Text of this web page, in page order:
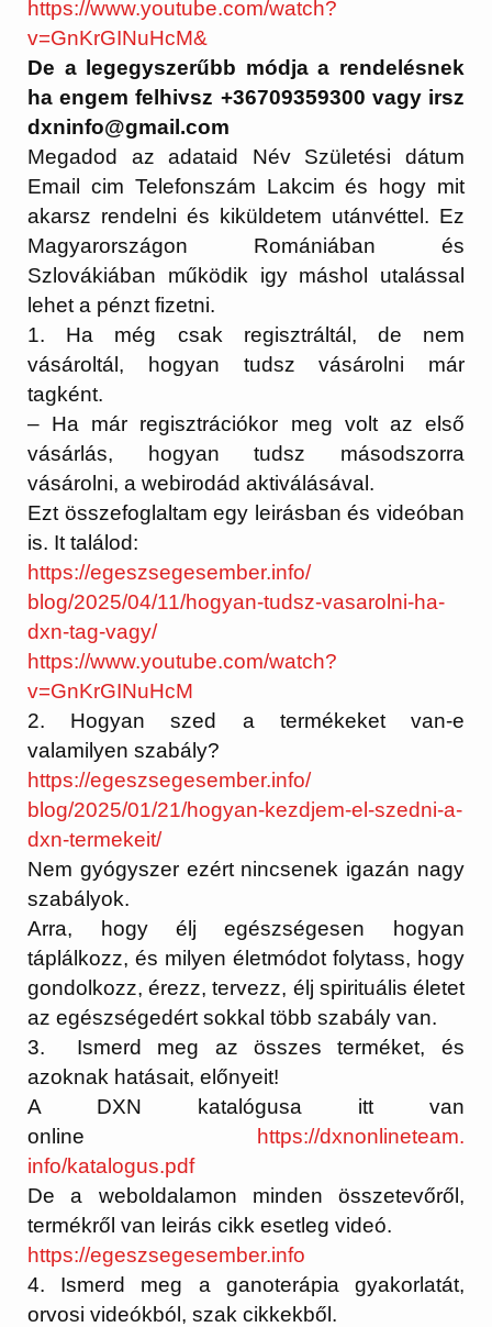
https://www.youtube.com/watch?
v=GnKrGINuHcM&
De a legegyszerűbb módja a rendelésnek
ha engem felhivsz +36709359300 vagy irsz
dxninfo@gmail.com
Megadod az adataid Név Születési dátum
Email cim Telefonszám Lakcim és hogy mit
akarsz rendelni és kiküldetem utánvéttel. Ez
Magyarországon Romániában és
Szlovákiában működik igy máshol utalással
lehet a pénzt fizetni.
1. Ha még csak regisztráltál, de nem
vásároltál, hogyan tudsz vásárolni már
tagként.
– Ha már regisztrációkor meg volt az első
vásárlás, hogyan tudsz másodszorra
vásárolni, a webirodád aktiválásával.
Ezt összefoglaltam egy leirásban és videóban
is. It találod:
https://egeszsegesember.info/
blog/2025/04/11/hogyan-tudsz-vasarolni-ha-
dxn-tag-vagy/
https://www.youtube.com/watch?
v=GnKrGINuHcM
2. Hogyan szed a termékeket van-e
valamilyen szabály?
https://egeszsegesember.info/
blog/2025/01/21/hogyan-kezdjem-el-szedni-a-
dxn-termekeit/
Nem gyógyszer ezért nincsenek igazán nagy
szabályok.
Arra, hogy élj egészségesen hogyan
táplálkozz, és milyen életmódot folytass, hogy
gondolkozz, érezz, tervezz, élj spirituális életet
az egészségedért sokkal több szabály van.
3. Ismerd meg az összes terméket, és
azoknak hatásait, előnyeit!
A DXN katalógusa itt van
online
https://dxnonlineteam.
info/katalogus.pdf
De a weboldalamon minden összetevőről,
termékről van leirás cikk esetleg videó.
https://egeszsegesember.info
4. Ismerd meg a ganoterápia gyakorlatát,
orvosi videókból, szak cikkekből.